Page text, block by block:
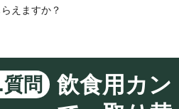
えますか？
問
飲食用カ